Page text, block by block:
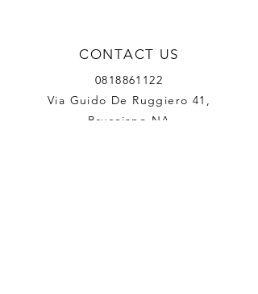
CONTACT US
0818861122
Via Guido De Ruggiero 41,
Brusciano NA